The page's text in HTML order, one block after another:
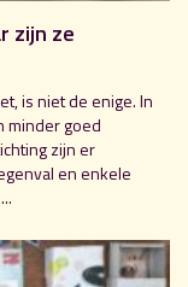
zijn ze
is niet de enige. In
minder goed
zijn er
en enkele